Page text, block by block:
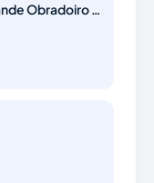
Empanada Galega Chus Sande Obradoiro Artesanal